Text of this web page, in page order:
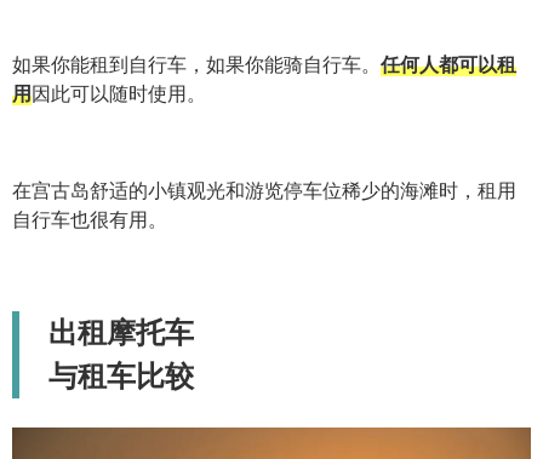
如果你能租到自行车，如果你能骑自行车。 任何人都可以租
用因此可以随时使用。
在宫古岛舒适的小镇观光和游览停车位稀少的海滩时，租用
自行车也很有用。
出租摩托车
与租车比较